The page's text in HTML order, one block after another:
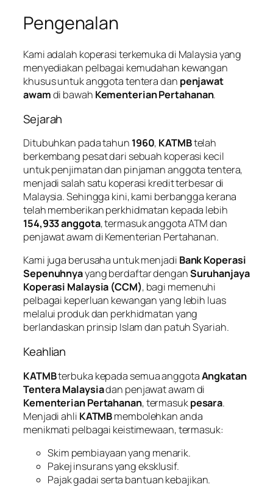
Pengenalan
Kami adalah koperasi terkemuka di Malaysia yang
menyediakan pelbagai kemudahan kewangan
khusus untuk anggota tentera dan penjawat
awamdi bawah Kementerian Pertahanan.
Sejarah
Ditubuhkan pada tahun 1960, KATMBtelah
berkembang pesat dari sebuah koperasi kecil
untuk penjimatan dan pinjaman anggota tentera,
menjadi salah satu koperasi kredit terbesar di
Malaysia. Sehingga kini, kami berbangga kerana
telah memberikan perkhidmatan kepada lebih
154,933 anggota, termasuk anggota ATM dan
penjawat awam di Kementerian Pertahanan.
Kami juga berusaha untuk menjadi Bank Koperasi
Sepenuhnyayang berdaftar denganSuruhanjaya
Koperasi Malaysia (CCM), bagi memenuhi
pelbagai keperluan kewangan yang lebih luas
melalui produk dan perkhidmatan yang
berlandaskan prinsip Islam dan patuh Syariah.
Keahlian
KATMBterbuka kepada semua anggotaAngkatan
Tentera Malaysiadan penjawat awam di
Kementerian Pertahanan, termasukpesara.
Menjadi ahli KATMBmembolehkan anda
menikmati pelbagai keistimewaan, termasuk:
Skim pembiayaan yang menarik.
Pakej insurans yang eksklusif.
Pajak gadai serta bantuan kebajikan.